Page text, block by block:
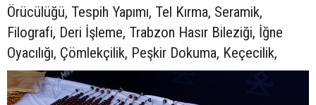
Örücülüğü, Tespih Yapımı, Tel Kırma, Seramik,
Filografi, Deri İşleme, Trabzon Hasır Bileziği, İğne
Oyacılığı, Çömlekçilik, Peşkir Dokuma, Keçecilik,